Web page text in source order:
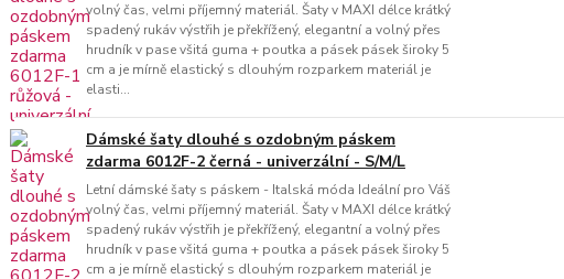
volný čas, velmi příjemný materiál. Šaty v MAXI délce krátký
spadený rukáv výstřih je překřížený, elegantní a volný přes
hrudník v pase všitá guma + poutka a pásek pásek široky 5
cm a je mírně elastický s dlouhým rozparkem materiál je
elasti...
Dámské šaty dlouhé s ozdobným páskem
zdarma 6012F-2 černá - univerzální - S/M/L
Letní dámské šaty s páskem - Italská móda Ideální pro Váš
volný čas, velmi příjemný materiál. Šaty v MAXI délce krátký
spadený rukáv výstřih je překřížený, elegantní a volný přes
hrudník v pase všitá guma + poutka a pásek pásek široky 5
cm a je mírně elastický s dlouhým rozparkem materiál je